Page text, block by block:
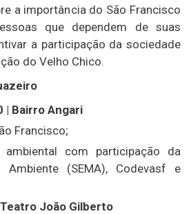
a importância do São Francisco
que dependem de suas
a participação da sociedade
do Velho Chico.
| Bairro Angari
Francisco;
com participação da
Ambiente (SEMA), Codevasf e
João Gilberto